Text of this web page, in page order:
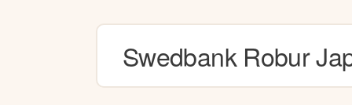
Swedbank Robur